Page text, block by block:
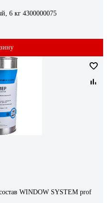
6 кг 4300000075
WINDOW SYSTEM prof